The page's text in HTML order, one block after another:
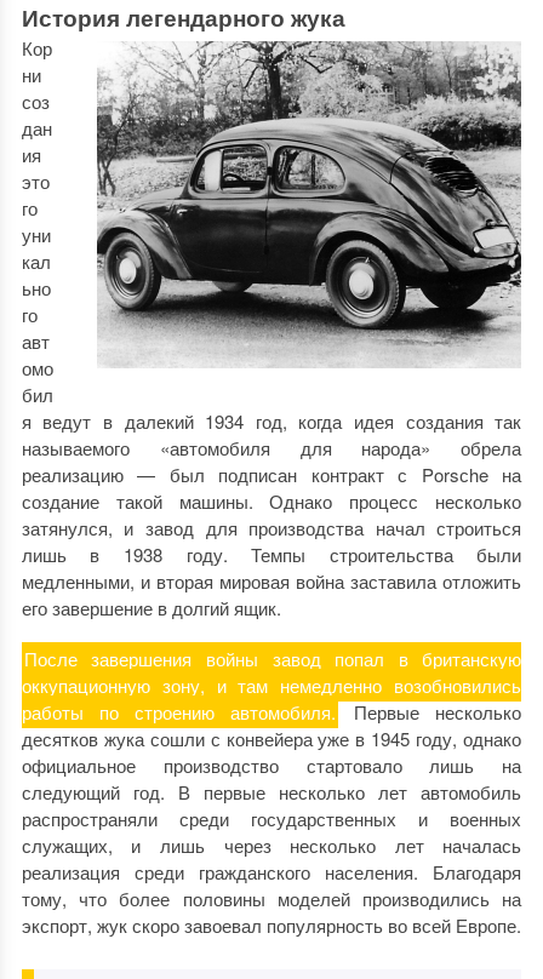
История легендарного жука
Кор
ни
соз
дан
ия
это
го
уни
кал
ьно
го
авт
омо
бил
я ведут в далекий 1934 год, когда идея создания так
называемого «автомобиля для народа» обрела
реализацию — был подписан контракт с Porsсhe на
создание такой машины. Однако процесс несколько
затянулся, и завод для производства начал строиться
лишь в 1938 году. Темпы строительства были
медленными, и вторая мировая война заставила отложить
его завершение в долгий ящик.
После завершения войны завод попал в британскую
оккупационную зону, и там немедленно возобновились
работы по строению автомобиля.
Первые несколько
десятков жука сошли с конвейера уже в 1945 году, однако
официальное производство стартовало лишь на
следующий год. В первые несколько лет автомобиль
распространяли среди государственных и военных
служащих, и лишь через несколько лет началась
реализация среди гражданского населения. Благодаря
тому, что более половины моделей производились на
экспорт, жук скоро завоевал популярность во всей Европе.